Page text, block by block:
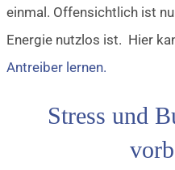
einmal. Offensichtlich ist
Energie nutzlos ist. Hier
Antreiber lernen.
Stress und